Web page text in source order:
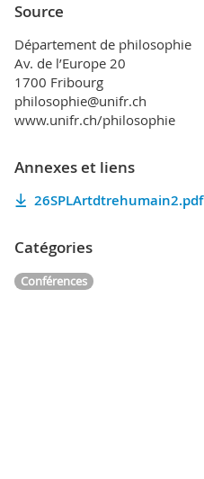
Source
Département de philosophie
Av. de l’Europe 20
1700 Fribourg
philosophie@unifr.ch
www.unifr.ch/philosophie
Annexes et liens
26SPLArtdtrehumain2.pdf
Catégories
Conférences